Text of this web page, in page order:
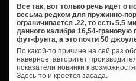
Все так, вот только речь идет о
весьма редком для пружинно-
ограничивается .22, то есть 5,5
данного калибра 16,54-
фут-фунта, а это почти 50
По какой-то причине на сей раз
наверное, авторитет
показатели новинки к
Здесь-то и кроется засада.